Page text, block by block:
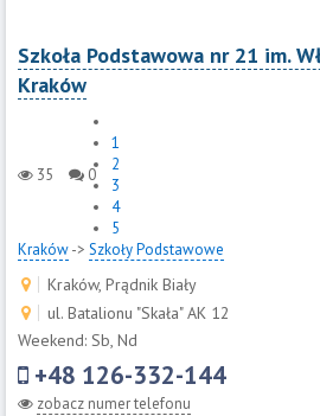
Szkoła Podstawowa nr 21 im.
Kraków
35 0
1
2
3
4
5
Kraków-> Szkoły Podstawowe
Kraków, Prądnik Biały
ul. Batalionu "Skała" AK 12
Weekend: Sb, Nd
+48 126-332-144
zobacz numer telefonu